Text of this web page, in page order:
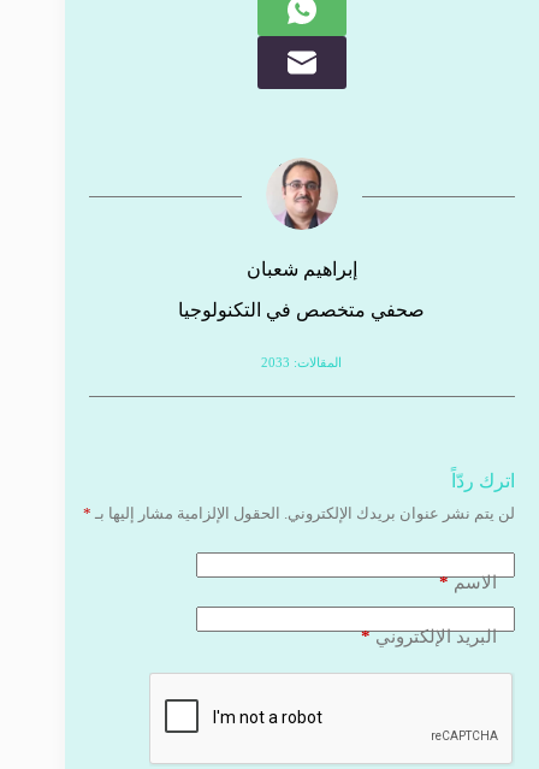
إبراهيم شعبان
صحفي متخصص في التكنولوجيا
المقالات: 2033
اترك ردّاً
لن يتم نشر عنوان بريدك الإلكتروني. الحقول الإلزامية مشار إليها بـ *
الاسم*
البريد الإلكتروني*